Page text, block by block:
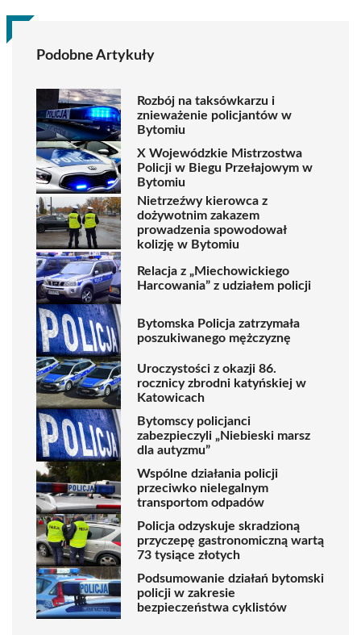
Podobne Artykuły
Rozbój na taksówkarzu i
znieważenie policjantów w
Bytomiu
X Wojewódzkie Mistrzostwa
Policji w Biegu Przełajowym w
Bytomiu
Nietrzeźwy kierowca z
dożywotnim zakazem
prowadzenia spowodował
kolizję w Bytomiu
Relacja z „Miechowickiego
Harcowania” z udziałem policji
Bytomska Policja zatrzymała
poszukiwanego mężczyznę
Uroczystości z okazji 86.
rocznicy zbrodni katyńskiej w
Katowicach
Bytomscy policjanci
zabezpieczyli „Niebieski marsz
dla autyzmu”
Wspólne działania policji
przeciwko nielegalnym
transportom odpadów
Policja odzyskuje skradzioną
przyczepę gastronomiczną wartą
73 tysiące złotych
Podsumowanie działań bytomski
policji w zakresie
bezpieczeństwa cyklistów